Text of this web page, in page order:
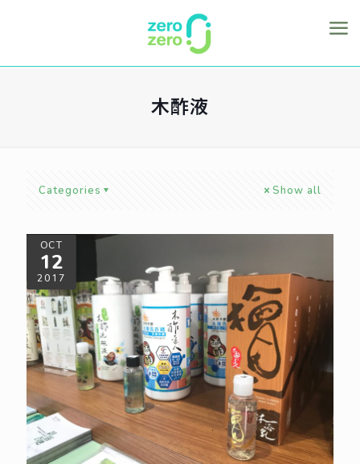
木酢液
Categories Show all
OCT
12
2017
果樹枝的二次利用！天然木酢液用途大無限─木酢達人